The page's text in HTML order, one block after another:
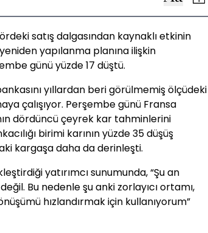
satış dalgasından kaynaklı etkinin
yapılanma planına ilişkin
günü yüzde 17 düştü.
yıllardan beri görülmemiş ölçüdeki
çalışıyor. Perşembe günü Fransa
dördüncü çeyrek kar tahminlerini
birimi karının yüzde 35 düşüş
kargaşa daha da derinleşti.
yatırımcı sunumunda, “Şu an
Bu nedenle şu anki zorlayıcı ortamı,
hızlandırmak için kullanıyorum”